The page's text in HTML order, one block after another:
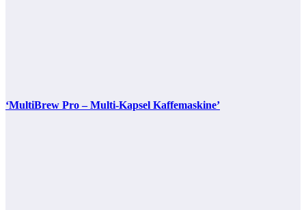
‘MultiBrew Pro – Multi-Kapsel Kaffemaskine’